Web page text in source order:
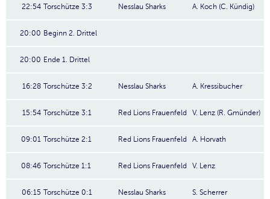
22:54 Torschütze 3:3 Nesslau Sharks A. Koch (C. Kündig)
20:00 Beginn 2. Drittel
20:00 Ende 1. Drittel
16:28 Torschütze 3:2 Nesslau Sharks A. Kressibucher
15:54 Torschütze 3:1 Red Lions Frauenfeld V. Lenz (R. Gmünder)
09:01 Torschütze 2:1 Red Lions Frauenfeld A. Horvath
08:46 Torschütze 1:1 Red Lions Frauenfeld V. Lenz
06:15 Torschütze 0:1 Nesslau Sharks S. Scherrer